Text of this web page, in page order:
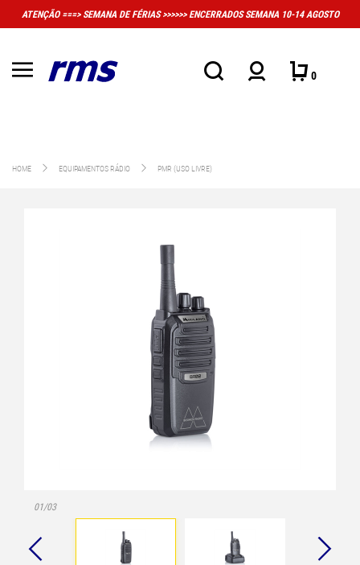
>>>>>> ENCERRADOS SEMANA 10-14 AGOSTO
MUITO IMPORTANTE: A
0
HOME EQUIPAMENTOS RÁDIO PMR (USO LIVRE)
01/03